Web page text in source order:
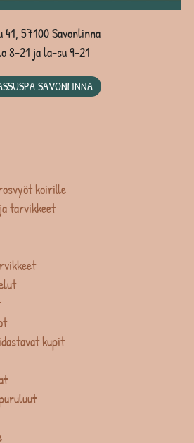
57100 Savonlinna
8-21 ja la-su 9-21
SAVONLINNA
koirille
tarvikkeet
kupit